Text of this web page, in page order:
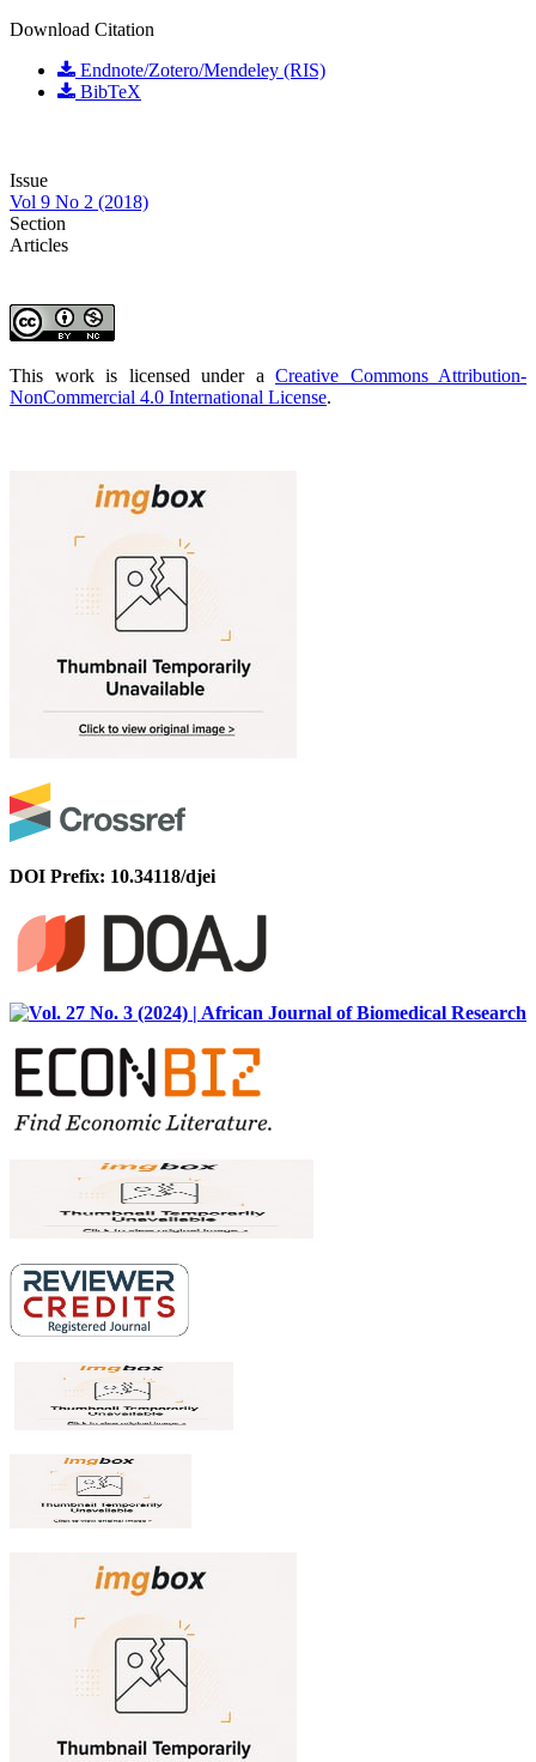
Download Citation
Endnote/Zotero/Mendeley (RIS)
BibTeX
Issue
Vol 9 No 2 (2018)
Section
Articles
This work is licensed under a Creative Commons Attribution-
NonCommercial 4.0 International License.
DOI Prefix: 10.34118/djei